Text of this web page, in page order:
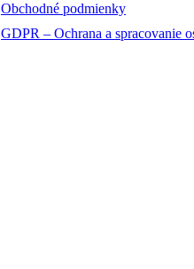
Obchodné podmienky
GDPR – Ochrana a spracovanie